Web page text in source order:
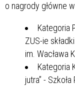
o nagrody główne
Kategoria
ZUS-ie
im. Wacława
Kategoria
jutra” -